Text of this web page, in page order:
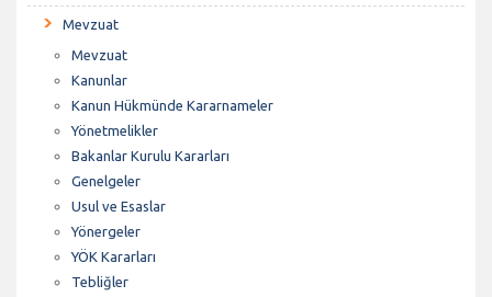
Mevzuat
Mevzuat
Kanunlar
Kanun Hükmünde Kararnameler
Yönetmelikler
Bakanlar Kurulu Kararları
Genelgeler
Usul ve Esaslar
Yönergeler
YÖK Kararları
Tebliğler